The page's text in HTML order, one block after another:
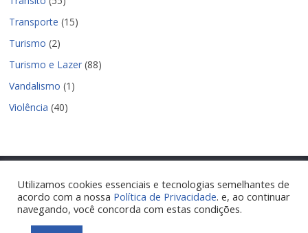
Transporte (15)
Turismo (2)
Turismo e Lazer (88)
Vandalismo (1)
Violência (40)
Copyright © 2026Nova Parnamirim Notícias. Todos os direitos
reservados.
Tema:ColorMag
Utilizamos cookies essenciais e tecnologias semelhantes de
acordo com a nossa Política de Privacidade. e, ao continuar
navegando, você concorda com estas condições.